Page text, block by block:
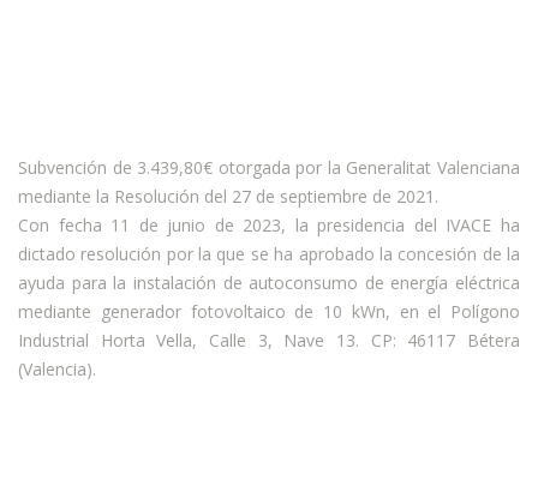
Subvención de 3.439,80€ otorgada por la Generalitat Valenciana
mediante la Resolución del 27 de septiembre de 2021.
Con fecha 11 de junio de 2023, la presidencia del IVACE ha
dictado resolución por la que se ha aprobado la concesión de la
ayuda para la instalación de autoconsumo de energía eléctrica
mediante generador fotovoltaico de 10 kWn, en el Polígono
Industrial Horta Vella, Calle 3, Nave 13. CP: 46117 Bétera
(Valencia).